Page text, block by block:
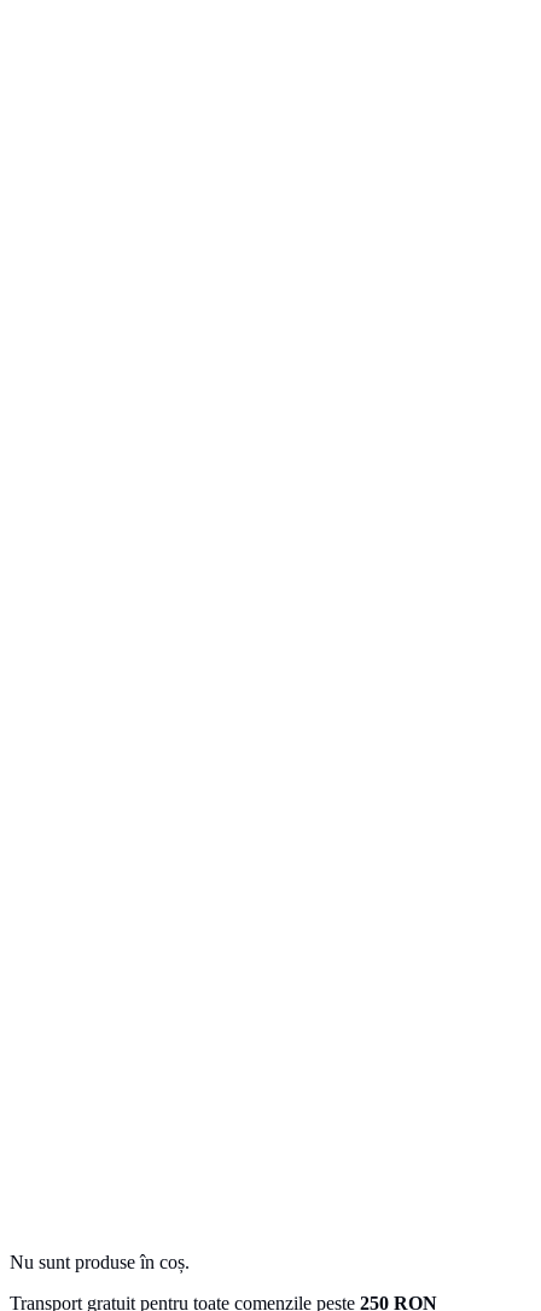
Nu sunt produse în coș.
Transport gratuit pentru toate comenzile peste 250 RON